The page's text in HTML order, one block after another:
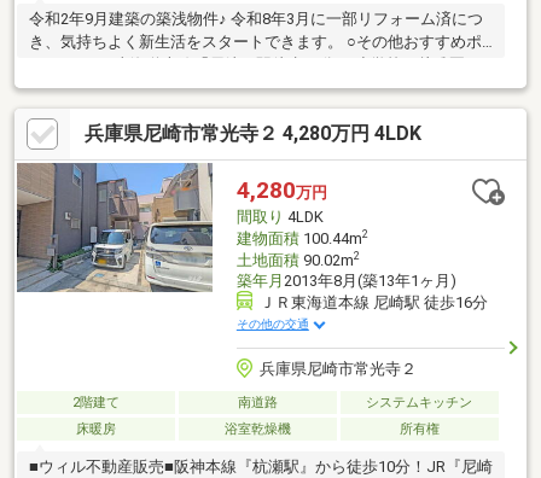
令和2年9月建築の築浅物件♪ 令和8年3月に一部リフォーム済につ
き、気持ちよく新生活をスタートできます。 ○その他おすすめポ
イント ・JR東海道本線「尼崎」駅徒歩15分 ・小学校・幼稚園が
徒歩圏内・通勤・通学や毎日の暮らしにも便利な住環境 ・収納ス
ペース充実◎ 現在空家のため、お客様のご都合に合わせた内覧が
可能です。 ぜひ現地にてご体感ください。 ◇リフォーム内容 ・
クロス貼替(1階トイレ以外全て) ・キッチン(ガラストップコンロ/
食器洗乾燥機入替他)・トップコート塗装(2階・3階バルコニー) ・
高圧洗浄(アプローチ・駐車場)・ハウスクリーニング
兵庫県尼崎市常光寺２ 4,280万円 4LDK
4,280万円
間取り 4LDK
建物面積100.44m2
土地面積90.02m2
築年月 2013年8月(築13年1ヶ月)
ＪＲ東海道本線 尼崎駅 徒歩16分
その他の交通
兵庫県尼崎市常光寺２
2階建て 南道路
システムキッチン
床暖房
浴室乾燥機 所有権
■ウィル不動産販売■阪神本線『杭瀬駅』から徒歩10分！JR『尼崎